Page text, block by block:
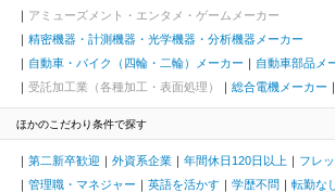
アミューズメント・エンタメ・ゲームメーカー
精密機器・計測機器・光学機器・分析機器メーカー
自動車・バイク（四輪・二輪）メーカー
自動車部品メ
受託加工業（各種加工・表面処理）
総合電機メーカー
ほかのこだわり条件で探す
第二新卒歓迎 外資系企業 年間休日120日以上
フレ
管理職・マネジャー
英語を活かす 学歴不問
転勤な